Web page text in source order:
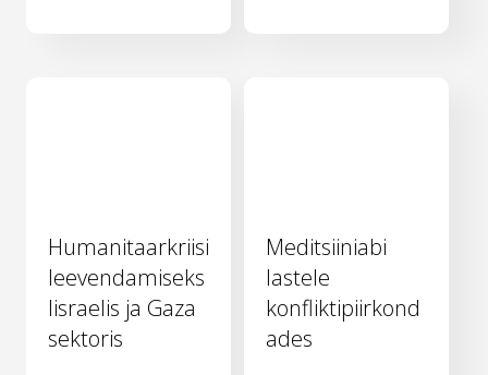
Humanitaarkriisi
leevendamiseks
Iisraelis ja Gaza
sektoris
Meditsiiniabi
lastele
konfliktipiirkond
ades